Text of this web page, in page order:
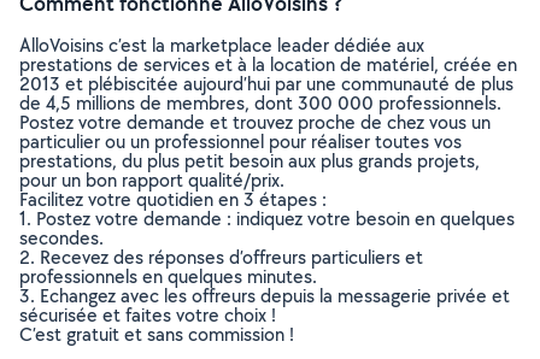
AlloVoisins c’est la marketplace leader dédiée aux
prestations de services et à la location de matériel, créée en
2013 et plébiscitée aujourd’hui par une communauté de plus
de 4,5 millions de membres, dont 300 000 professionnels.
Postez votre demande et trouvez proche de chez vous un
particulier ou un professionnel pour réaliser toutes vos
prestations, du plus petit besoin aux plus grands projets,
pour un bon rapport qualité/prix.
Facilitez votre quotidien en 3 étapes :
1. Postez votre demande : indiquez votre besoin en quelques
secondes.
2. Recevez des réponses d’offreurs particuliers et
professionnels en quelques minutes.
3. Echangez avec les offreurs depuis la messagerie privée et
sécurisée et faites votre choix !
C’est gratuit et sans commission !